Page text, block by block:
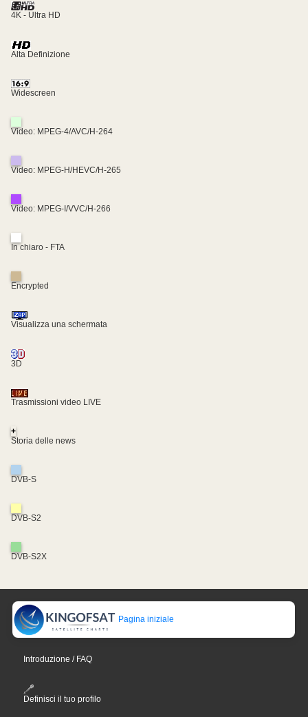
4K - Ultra HD
Alta Definizione
Widescreen
Video: MPEG-4/AVC/H-264
Video: MPEG-H/HEVC/H-265
Video: MPEG-I/VVC/H-266
In chiaro - FTA
Encrypted
Visualizza una schermata
3D
Trasmissioni video LIVE
+
Storia delle news
DVB-S
DVB-S2
DVB-S2X
Pagina iniziale
Introduzione / FAQ
Definisci il tuo profilo